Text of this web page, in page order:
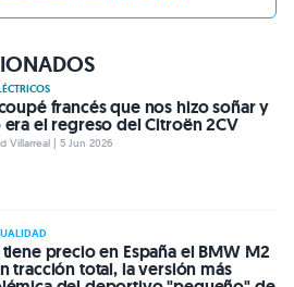
francés que nos hizo soñar y
era el regreso del Citroën 2CV
Villarreal | 5 Jun 2026
tiene precio en España el BMW M2
tracción total, la versión más